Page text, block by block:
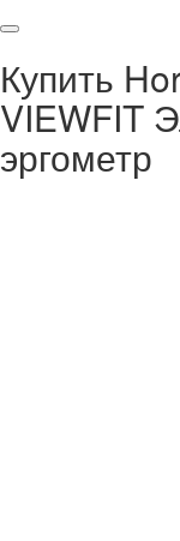
Купить
VIEWFIT
эргометр